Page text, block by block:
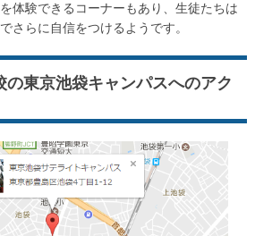
体験できるコーナーもあり、生徒たちは
さらに自信をつけるようです。
の東京池袋キャンパスへのアク